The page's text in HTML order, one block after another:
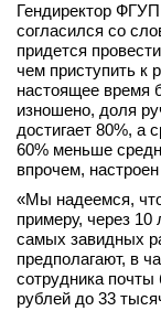
Гендиректор
согласился со
придется
чем приступить к
настоящее время
изношено, доля
достигает 80%, а
60% меньше
впрочем,
«Мы надеемся,
примеру, через 10
самых завидных
предполагают, в
сотрудника
рублей до 33